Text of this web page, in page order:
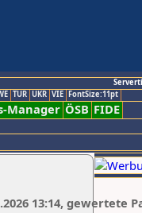
TUR UKR VIE FontSize:11pt
Manager ÖSB FIDE
13:14, gewertete